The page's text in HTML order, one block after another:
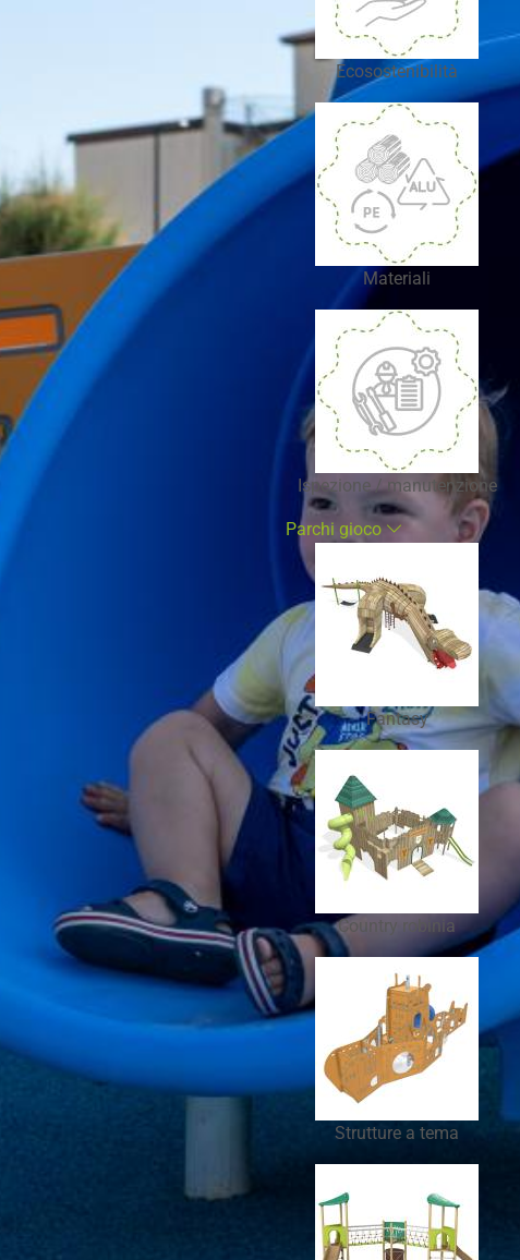
Ecosostenibilità
Materiali
Ispezione / manutenzione
Parchi gioco
Fantasy
Country robinia
Strutture a tema